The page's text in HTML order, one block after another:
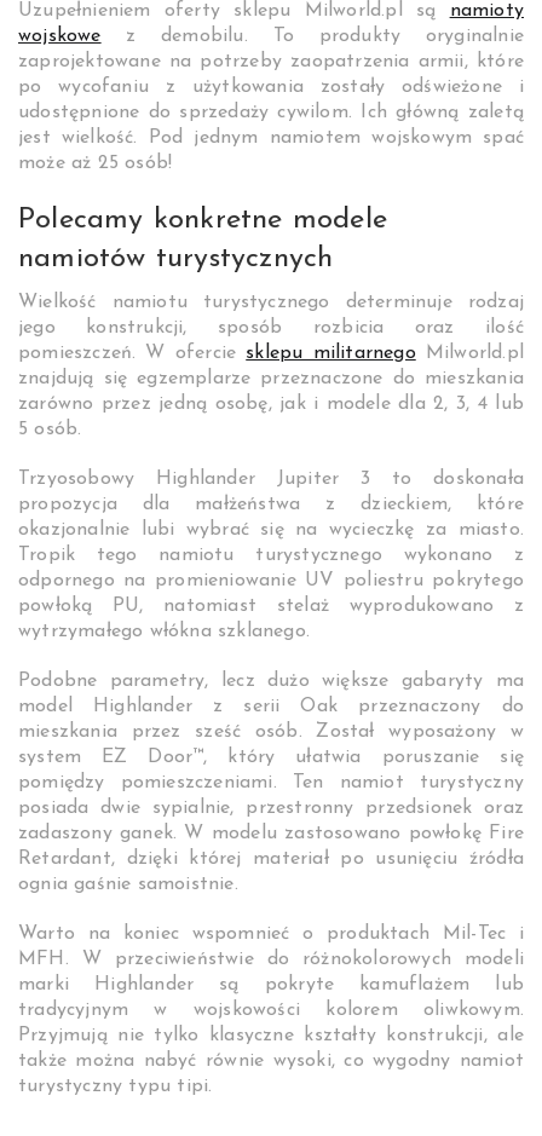
Uzupełnieniem oferty sklepu Milworld.pl są namioty
wojskowe z demobilu. To produkty oryginalnie
zaprojektowane na potrzeby zaopatrzenia armii, które
po wycofaniu z użytkowania zostały odświeżone i
udostępnione do sprzedaży cywilom. Ich główną zaletą
jest wielkość. Pod jednym namiotem wojskowym spać
może aż 25 osób!
Polecamy konkretne modele
namiotów turystycznych
Wielkość namiotu turystycznego determinuje rodzaj
jego konstrukcji, sposób rozbicia oraz ilość
pomieszczeń. W ofercie sklepu militarnegoMilworld.pl
znajdują się egzemplarze przeznaczone do mieszkania
zarówno przez jedną osobę, jak i modele dla 2, 3, 4 lub
5 osób.
Trzyosobowy Highlander Jupiter 3 to doskonała
propozycja dla małżeństwa z dzieckiem, które
okazjonalnie lubi wybrać się na wycieczkę za miasto.
Tropik tego namiotu turystycznego wykonano z
odpornego na promieniowanie UV poliestru pokrytego
powłoką PU, natomiast stelaż wyprodukowano z
wytrzymałego włókna szklanego.
Podobne parametry, lecz dużo większe gabaryty ma
model Highlander z serii Oak przeznaczony do
mieszkania przez sześć osób. Został wyposażony w
system EZ Door™, który ułatwia poruszanie się
pomiędzy pomieszczeniami. Ten namiot turystyczny
posiada dwie sypialnie, przestronny przedsionek oraz
zadaszony ganek. W modelu zastosowano powłokę Fire
Retardant, dzięki której materiał po usunięciu źródła
ognia gaśnie samoistnie.
Warto na koniec wspomnieć o produktach Mil-Tec i
MFH. W przeciwieństwie do różnokolorowych modeli
marki Highlander są pokryte kamuflażem lub
tradycyjnym w wojskowości kolorem oliwkowym.
Przyjmują nie tylko klasyczne kształty konstrukcji, ale
także można nabyć równie wysoki, co wygodny namiot
turystyczny typu tipi.